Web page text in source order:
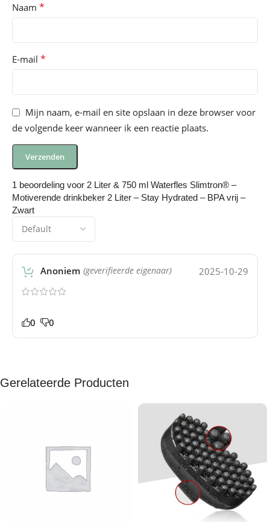
1 beoordeling voor 2 Liter & 750 ml Waterfles Slimtron® –
Motiverende drinkbeker 2 Liter – Stay Hydrated – BPA vrij –
Zwart
Anoniem (geverifieerde eigenaar) 2025-10-29
0 0
Naam *
E-mail *
Mijn naam, e-mail en site opslaan in deze browser voor
de volgende keer wanneer ik een reactie plaats.
Gerelateerde Producten